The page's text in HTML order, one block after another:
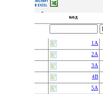
з обраними:
из 5
код
1A
2A
3A
4B
5A